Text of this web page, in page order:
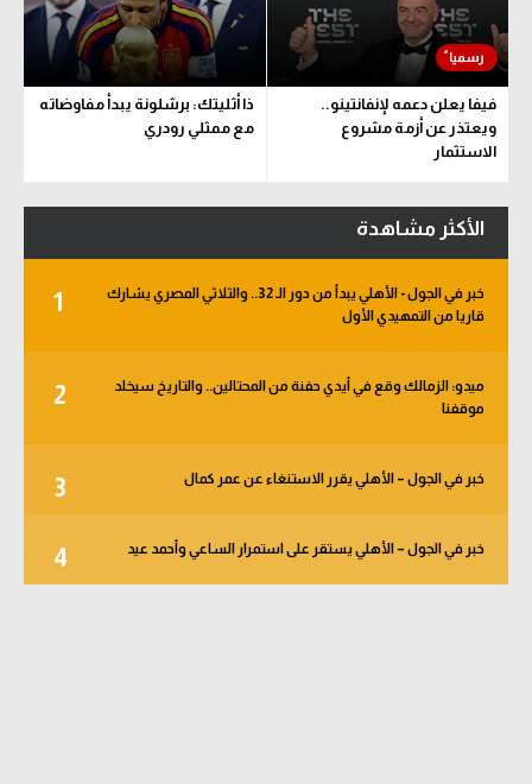
فيفا يعلن دعمه لإنفانتينو..
ويعتذر عن أزمة مشروع
الاستثمار
ذا أثليتك: برشلونة يبدأ مفاوضاته
مع ممثلي رودري
الأكثر مشاهدة
1
خبر في الجول - الأهلي يبدأ من دور الـ 32.. والثلاثي المصري يشارك
قاريا من التمهيدي الأول
2
ميدو: الزمالك وقع في أيدي حفنة من المحتالين.. والتاريخ سيخلد
موقفنا
3 خبر في الجول – الأهلي يقرر الاستنغاء عن عمر كمال
4 خبر في الجول – الأهلي يستقر على استمرار الساعي وأحمد عيد